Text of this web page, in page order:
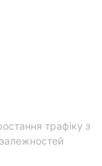
трафіку з